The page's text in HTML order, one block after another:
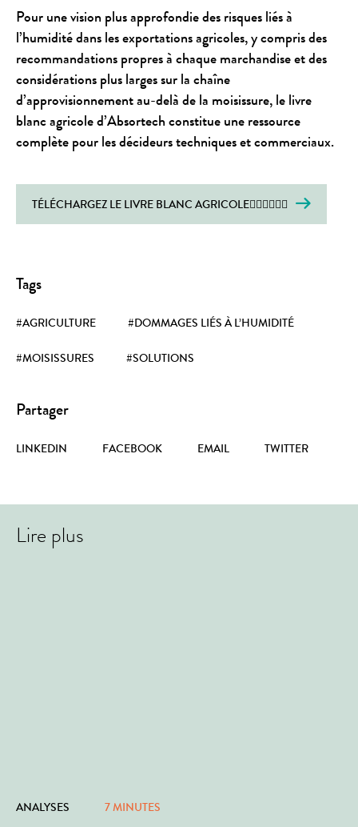
Pour une vision plus approfondie des risques liés à
l’humidité dans les exportations agricoles, y compris des
recommandations propres à chaque marchandise et des
considérations plus larges sur la chaîne
d’approvisionnement au-delà de la moisissure, le livre
blanc agricole d’Absortech constitue une ressource
complète pour les décideurs techniques et commerciaux.
TÉLÉCHARGEZ LE LIVRE BLANC AGRICOLE
Tags
#AGRICULTURE #DOMMAGES LIÉS À L’HUMIDITÉ
#MOISISSURES #SOLUTIONS
Partager
LINKEDIN FACEBOOK EMAIL TWITTER
Lire plus
ANALYSES 7 MINUTES